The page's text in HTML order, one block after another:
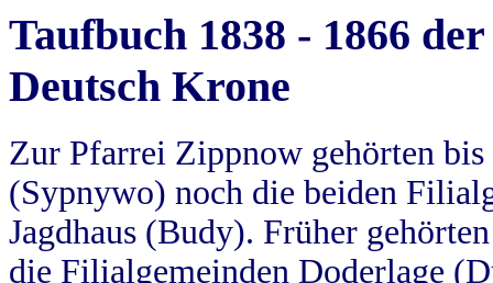
Taufbuch 1838 - 1866
Deutsch Krone
Zur Pfarrei Zippnow gehörten
(Sypnywo) noch die beiden
Jagdhaus (Budy). Früher
die Filialgemeinden Doderlage